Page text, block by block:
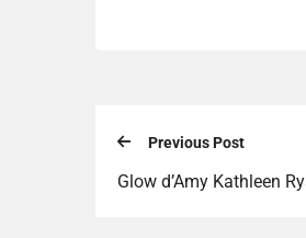
Previous Post
Glow d’Amy Kathleen